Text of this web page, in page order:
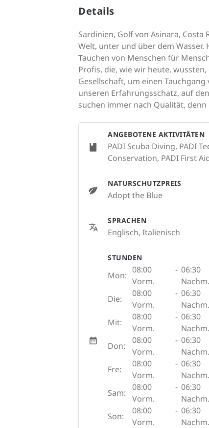
Details
Sardinien, Golf von Asinara,
Welt, unter und über dem
Tauchen von Menschen für
Profis, die, wie wir heute,
Gesellschaft, um einen
unseren Erfahrungsschatz, auf
suchen immer nach Qualität,
ANGEBOTENE AKTIVITÄTEN
PADI Scuba Diving, PADI
Conservation, PADI First
NATURSCHUTZPREIS
Adopt the Blue
SPRACHEN
Englisch, Italienisch
STUNDEN
Mon:
08:00
Vorm.
- 06:30
Nachm.
Die:
08:00
Vorm.
- 06:30
Nachm.
Mit:
08:00
Vorm.
- 06:30
Nachm.
Don:
08:00
Vorm.
- 06:30
Nachm.
Fre:
08:00
Vorm.
- 06:30
Nachm.
Sam:
08:00
Vorm.
- 06:30
Nachm.
Son:
08:00
Vorm.
- 06:30
Nachm.